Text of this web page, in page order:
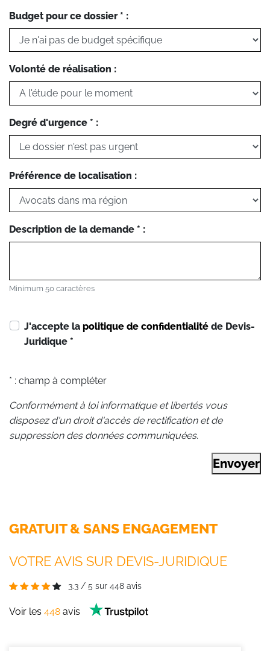
Budget pour ce dossier * :
Volonté de réalisation :
Degré d'urgence * :
Préférence de localisation :
Description de la demande * :
Minimum 50 caractères
J'accepte la politique de confidentialité de Devis-
Juridique *
* : champ à compléter
Conformément à loi informatique et libertés vous
disposez d'un droit d'accès de rectification et de
suppression des données communiquées.
Envoyer
GRATUIT & SANS ENGAGEMENT
VOTRE AVIS SUR DEVIS-JURIDIQUE
3.3 / 5 sur 448 avis
Voir les 448 avis